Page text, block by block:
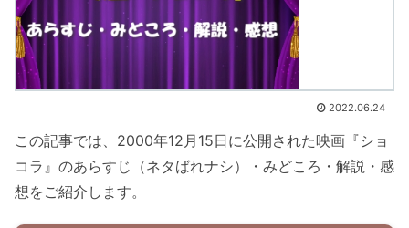
2022.06.24
この記事では、2000年12月15日に公開された映画『ショ
コラ』のあらすじ（ネタばれナシ）・みどころ・解説・感
想をご紹介します。